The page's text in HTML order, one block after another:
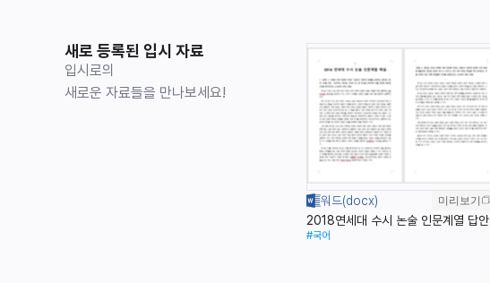
새로 등록된 입시 자료
입시로의
새로운 자료들을 만나보세요!
미리보기
2018연세대 수시 논술 인문계열 답안
#국어